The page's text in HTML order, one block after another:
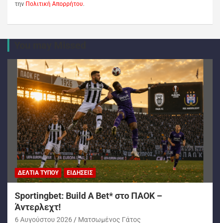
την Πολιτική Απορρήτου.
ΔΕΛΤΊΑ ΤΎΠΟΥ ΕΙΔΉΣΕΙΣ
Sportingbet: Build A Bet* στο ΠΑΟΚ –
Άντερλεχτ!
6 Αυγούστου 2026 Ματσωμένος Γάτος